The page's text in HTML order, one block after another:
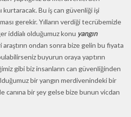
kurtaracak. Bu iş can güvenliği işi
gerekir. Yılların verdiği tecrübemizle
iddialı olduğumuz konu yangın
araştırın ondan sonra bize gelin bu fiyata
buyurun oraya yaptırın
gibi biz insanların can güvenliğinden
bir yangın merdivenindeki bir
canına bir şey gelse bize bunun vicdan